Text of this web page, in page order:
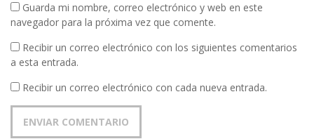
Guarda mi nombre, correo electrónico y web en este
navegador para la próxima vez que comente.
Recibir un correo electrónico con los siguientes comentarios
a esta entrada.
Recibir un correo electrónico con cada nueva entrada.